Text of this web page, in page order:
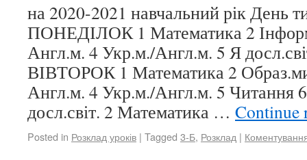
на 2020-2021 навчальний рік День
ПОНЕДІЛОК 1 Математика 2
Англ.м. 4 Укр.м./Англ.м. 5 Я
ВІВТОРОК 1 Математика 2
Англ.м. 4 Укр.м./Англ.м. 5
досл.світ. 2 Математика … Continue
Posted in Розклад уроків | Tagged 3-Б, Розклад |